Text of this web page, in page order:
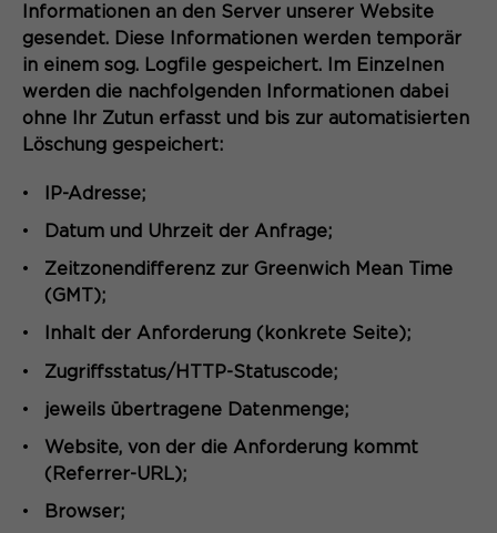
Informationen an den Server unserer Website
gesendet. Diese Informationen werden temporär
in einem sog. Logfile gespeichert. Im Einzelnen
werden die nachfolgenden Informationen dabei
ohne Ihr Zutun erfasst und bis zur automatisierten
Löschung gespeichert:
IP-Adresse;
Datum und Uhrzeit der Anfrage;
Zeitzonendifferenz zur Greenwich Mean Time
(GMT);
Inhalt der Anforderung (konkrete Seite);
Zugriffsstatus/HTTP-Statuscode;
jeweils übertragene Datenmenge;
Website, von der die Anforderung kommt
(Referrer-URL);
Browser;
Laufzeit Ende der Sitzung
Zweck
PHPs Standard Sitzungs Identifikation
(nur für Administratoren relevant).
Name
Laufzeit
Zweck
ob ein Besucher im Typo3-Backend
diese zu verwalten.
Name
Zweck
aktuellen Sitzung.
Name _pk_ref.*
Zweck Speichert die Herkunft des Besuchers.
Anbieter Matomo
Laufzeit Sitzung
Zweck